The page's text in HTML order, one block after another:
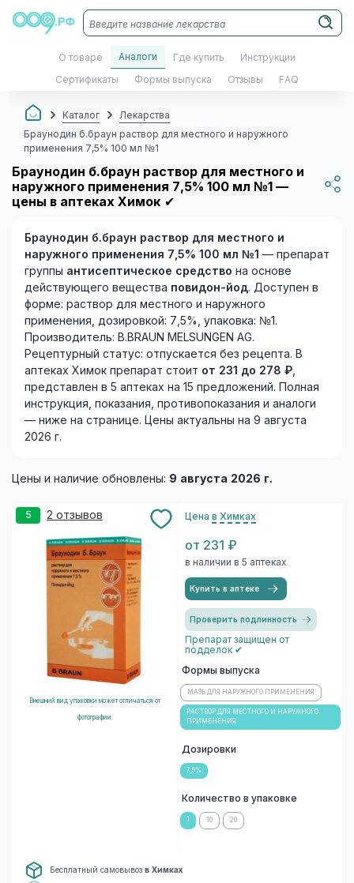
О товаре Аналоги Где купить Инструкции
Сертификаты Формы выпуска Отзывы FAQ
Каталог
Лекарства
Браунодин б.браун раствор для местного и наружного
применения 7,5% 100 мл №1
Браунодин б.браун раствор для местного и
наружного применения 7,5% 100 мл №1 —
цены в аптеках Химок ✔
Браунодин б.браун раствор для местного и
наружного применения 7,5% 100 мл №1 — препарат
группы антисептическое средство на основе
действующего вещества повидон-йод. Доступен в
форме: раствор для местного и наружного
применения, дозировкой: 7,5%, упаковка: №1.
Производитель: B.BRAUN MELSUNGEN AG.
Рецептурный статус: отпускается без рецепта. В
аптеках Химок препарат стоит от 231 до 278 ₽,
представлен в 5 аптеках на 15 предложений. Полная
инструкция, показания, противопоказания и аналоги
— ниже на странице. Цены актуальны на 9 августа
2026 г.
Цены и наличие обновлены: 9 августа 2026 г.
5 2 отзывов
Внешний вид упаковки может отличаться от
фотографии
Цена в Химках
от 231 ₽
в наличии в 5 аптеках
Купить в аптеке
Проверить подлинность
Препарат защищен от
подделок ✔
Формы выпуска
МАЗЬ ДЛЯ НАРУЖНОГО ПРИМЕНЕНИЯ
РАСТВОР ДЛЯ МЕСТНОГО И НАРУЖНОГО
ПРИМЕНЕНИЯ
Дозировки
7,5%
Количество в упаковке
1 10 20
Бесплатный самовывоз в Химках